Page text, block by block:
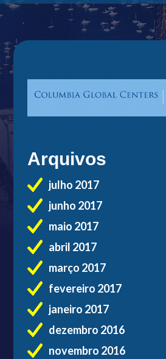
Arquivos
julho 2017
junho 2017
maio 2017
abril 2017
março 2017
fevereiro 2017
janeiro 2017
dezembro 2016
novembro 2016